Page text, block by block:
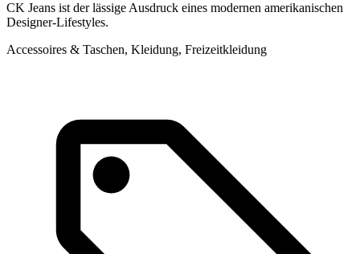
CK Jeans ist der lässige Ausdruck eines modernen amerikanischen
Designer-Lifestyles.
Accessoires & Taschen, Kleidung, Freizeitkleidung